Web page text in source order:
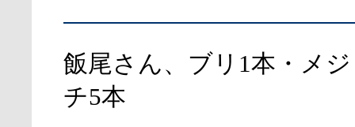
飯尾さん、ブリ1本・メ
チ5本